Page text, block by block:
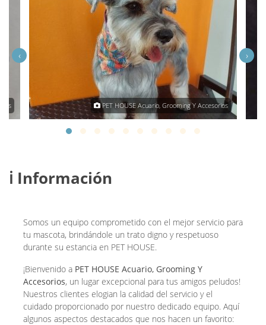
PET HOUSE Acuario, Grooming Y Accesorios
‹ ›
ℹ️ Información
Somos un equipo comprometido con el mejor servicio para
tu mascota, brindándole un trato digno y respetuoso
durante su estancia en PET HOUSE.
¡Bienvenido a PET HOUSE Acuario, Grooming Y
Accesorios, un lugar excepcional para tus amigos peludos!
Nuestros clientes elogian la calidad del servicio y el
cuidado proporcionado por nuestro dedicado equipo. Aquí
algunos aspectos destacados que nos hacen un favorito: